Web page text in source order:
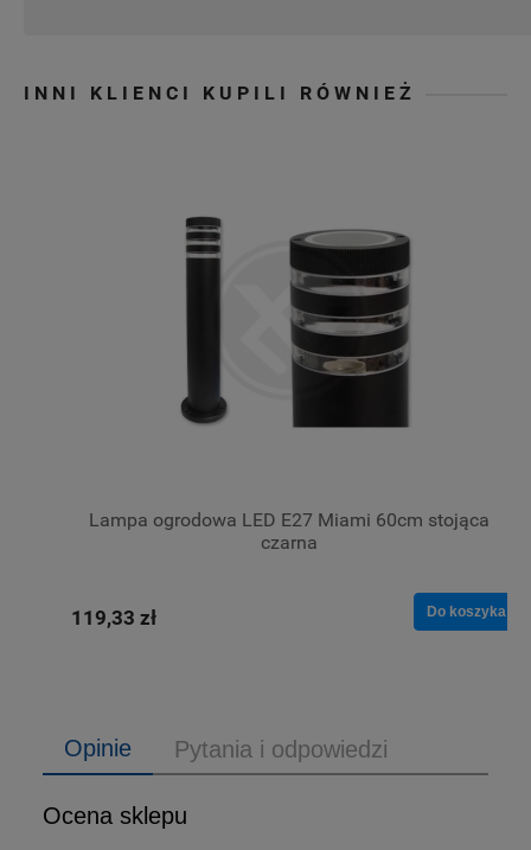
INNI KLIENCI KUPILI RÓWNIEŻ
Lampa ogrodowa LED E27 Miami 60cm stojąca
czarna
119,33 zł Do koszyka
Opinie Pytania i odpowiedzi
Ocena sklepu